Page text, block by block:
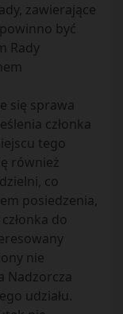
zawierające
być
Rady
się sprawa
członka
tego
również
co
posiedzenia,
do
nie
Nadzorcza
udziału.